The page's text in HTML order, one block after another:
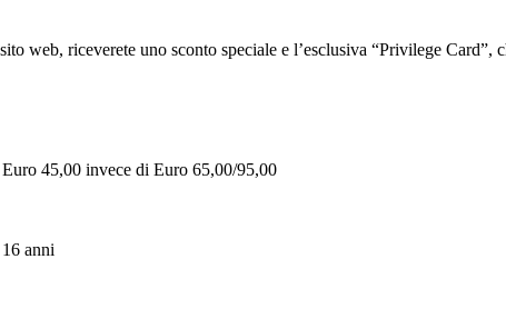
web, riceverete uno sconto speciale e l’esclusiva “Privilege Card”,
45,00 invece di Euro 65,00/95,00
anni